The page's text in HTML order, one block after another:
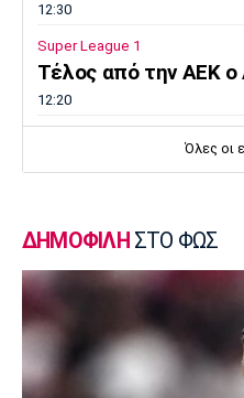
12:30
Super League 1
Τέλος από την ΑΕΚ
12:20
Εθνική Νεανίδων: Με
Super League 2
Ο Θανάσης Στάικος
κουλτούρα του
12:00
Επικαιρότητα
Όλες οι
ΔΗΜΟΦΙΛΗ ΣΤΟ ΦΩΣ